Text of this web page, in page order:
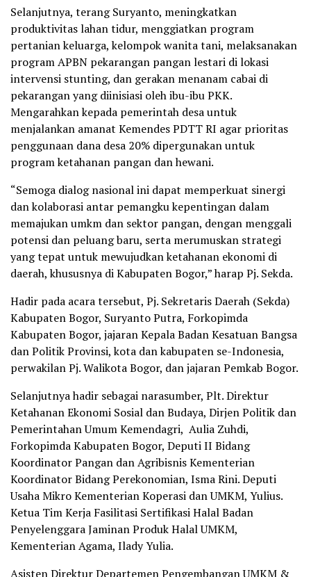
Selanjutnya, terang Suryanto, meningkatkan
produktivitas lahan tidur, menggiatkan program
pertanian keluarga, kelompok wanita tani, melaksanakan
program APBN pekarangan pangan lestari di lokasi
intervensi stunting, dan gerakan menanam cabai di
pekarangan yang diinisiasi oleh ibu-ibu PKK.
Mengarahkan kepada pemerintah desa untuk
menjalankan amanat Kemendes PDTT RI agar prioritas
penggunaan dana desa 20% dipergunakan untuk
program ketahanan pangan dan hewani.
“Semoga dialog nasional ini dapat memperkuat sinergi
dan kolaborasi antar pemangku kepentingan dalam
memajukan umkm dan sektor pangan, dengan menggali
potensi dan peluang baru, serta merumuskan strategi
yang tepat untuk mewujudkan ketahanan ekonomi di
daerah, khususnya di Kabupaten Bogor,” harap Pj. Sekda.
Hadir pada acara tersebut, Pj. Sekretaris Daerah (Sekda)
Kabupaten Bogor, Suryanto Putra, Forkopimda
Kabupaten Bogor, jajaran Kepala Badan Kesatuan Bangsa
dan Politik Provinsi, kota dan kabupaten se-Indonesia,
perwakilan Pj. Walikota Bogor, dan jajaran Pemkab Bogor.
Selanjutnya hadir sebagai narasumber, Plt. Direktur
Ketahanan Ekonomi Sosial dan Budaya, Dirjen Politik dan
Pemerintahan Umum Kemendagri, Aulia Zuhdi,
Forkopimda Kabupaten Bogor, Deputi II Bidang
Koordinator Pangan dan Agribisnis Kementerian
Koordinator Bidang Perekonomian, Isma Rini. Deputi
Usaha Mikro Kementerian Koperasi dan UMKM, Yulius.
Ketua Tim Kerja Fasilitasi Sertifikasi Halal Badan
Penyelenggara Jaminan Produk Halal UMKM,
Kementerian Agama, Ilady Yulia.
Asisten Direktur Departemen Pengembangan UMKM &